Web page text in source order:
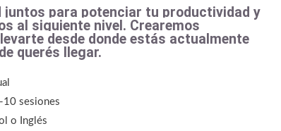
juntos para potenciar tu productividad y
al siguiente nivel. Crearemos
desde donde estás actualmente
querés llegar.
10 sesiones
o Inglés